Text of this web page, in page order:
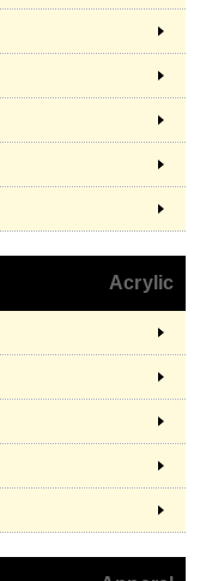
Acrylic